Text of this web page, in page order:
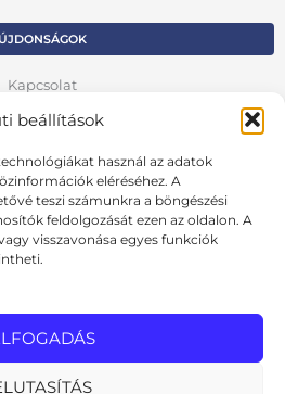
beállítások
használ az adatok
eléréséhez. A
teszi számunkra a böngészési
feldolgozását ezen az oldalon. A
visszavonása egyes funkciók
ÚJDONSÁGOK
Kapcsolat
Kosár
Fiók
szabályzat
AZ ELŐZŐ OLDALRA
szabályzat
nyilatkozat